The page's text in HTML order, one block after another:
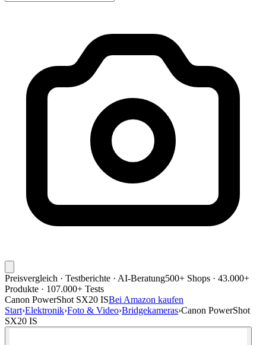
Preisvergleich · Testberichte · AI-Beratung500+ Shops · 43.000+
Produkte · 107.000+ Tests
Canon PowerShot SX20 ISBei Amazon kaufen
Start›Elektronik›Foto & Video›Bridgekameras›Canon PowerShot
SX20 IS